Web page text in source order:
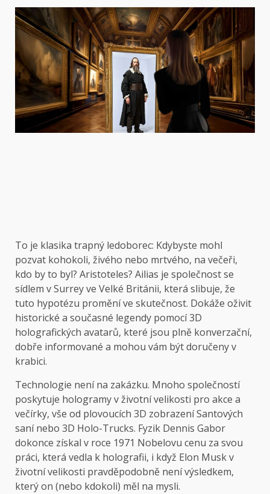
To je klasika trapný ledoborec: Kdybyste mohl
pozvat kohokoli, živého nebo mrtvého, na večeři,
kdo by to byl? Aristoteles? Ailias je společnost se
sídlem v Surrey ve Velké Británii, která slibuje, že
tuto hypotézu promění ve skutečnost. Dokáže oživit
historické a současné legendy pomocí 3D
holografických avatarů, které jsou plně konverzační,
dobře informované a mohou vám být doručeny v
krabici.
Technologie není na zakázku. Mnoho společností
poskytuje hologramy v životní velikosti pro akce a
večírky, vše od plovoucích 3D zobrazení Santových
saní nebo 3D Holo-Trucks. Fyzik Dennis Gabor
dokonce získal v roce 1971 Nobelovu cenu za svou
práci, která vedla k holografii, i když Elon Musk v
životní velikosti pravděpodobně není výsledkem,
který on (nebo kdokoli) měl na mysli.